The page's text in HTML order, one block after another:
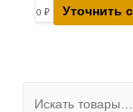
0 ₽ Уточнить